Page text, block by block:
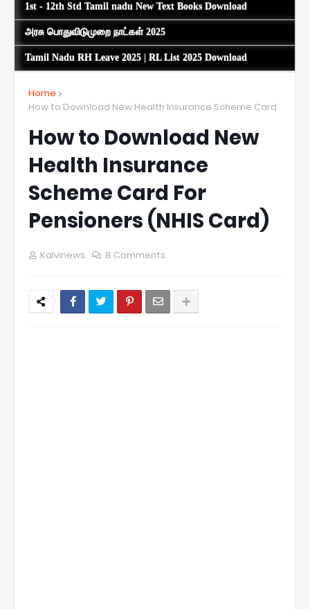
1st - 12th Std Tamil nadu New Text Books Download
அரசு பொதுவிடுமுறை நாட்கள் 2025
Tamil Nadu RH Leave 2025 | RL List 2025 Download
Home
How to Download New Health Insurance Scheme Card
How to Download New
Health Insurance
Scheme Card For
Pensioners (NHIS Card)
Kalvinews 8 Comments